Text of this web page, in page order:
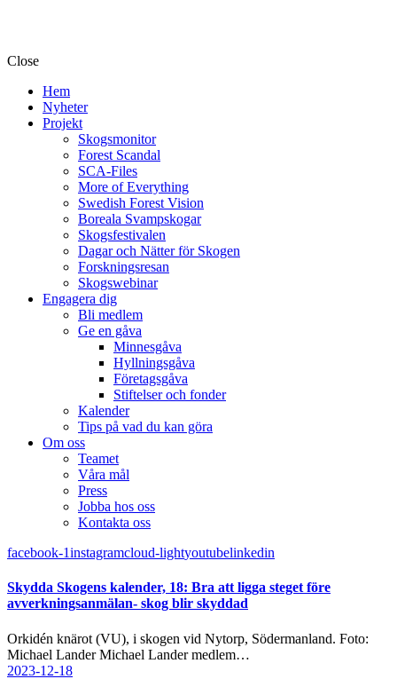
Close
Hem
Nyheter
Projekt
Skogsmonitor
Forest Scandal
SCA-Files
More of Everything
Swedish Forest Vision
Boreala Svampskogar
Skogsfestivalen
Dagar och Nätter för Skogen
Forskningsresan
Skogswebinar
Engagera dig
Bli medlem
Ge en gåva
Minnesgåva
Hyllningsgåva
Företagsgåva
Stiftelser och fonder
Kalender
Tips på vad du kan göra
Om oss
Teamet
Våra mål​
Press
Jobba hos oss
Kontakta oss
facebook-1instagramcloud-lightyoutubelinkedin
Skydda Skogens kalender, 18: Bra att ligga steget före
avverkningsanmälan- skog blir skyddad
Orkidén knärot (VU), i skogen vid Nytorp, Södermanland. Foto:
Michael Lander Michael Lander medlem…
2023-12-18